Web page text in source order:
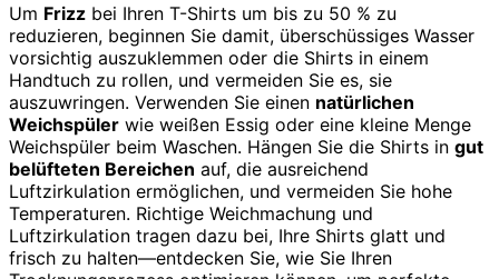
Um Frizz bei Ihren T-Shirts um bis zu 50 % zu
reduzieren, beginnen Sie damit, überschüssiges Wasser
vorsichtig auszuklemmen oder die Shirts in einem
Handtuch zu rollen, und vermeiden Sie es, sie
auszuwringen. Verwenden Sie einen natürlichen
Weichspüler wie weißen Essig oder eine kleine Menge
Weichspüler beim Waschen. Hängen Sie die Shirts in gut
belüfteten Bereichen auf, die ausreichend
Luftzirkulation ermöglichen, und vermeiden Sie hohe
Temperaturen. Richtige Weichmachung und
Luftzirkulation tragen dazu bei, Ihre Shirts glatt und
frisch zu halten—entdecken Sie, wie Sie Ihren